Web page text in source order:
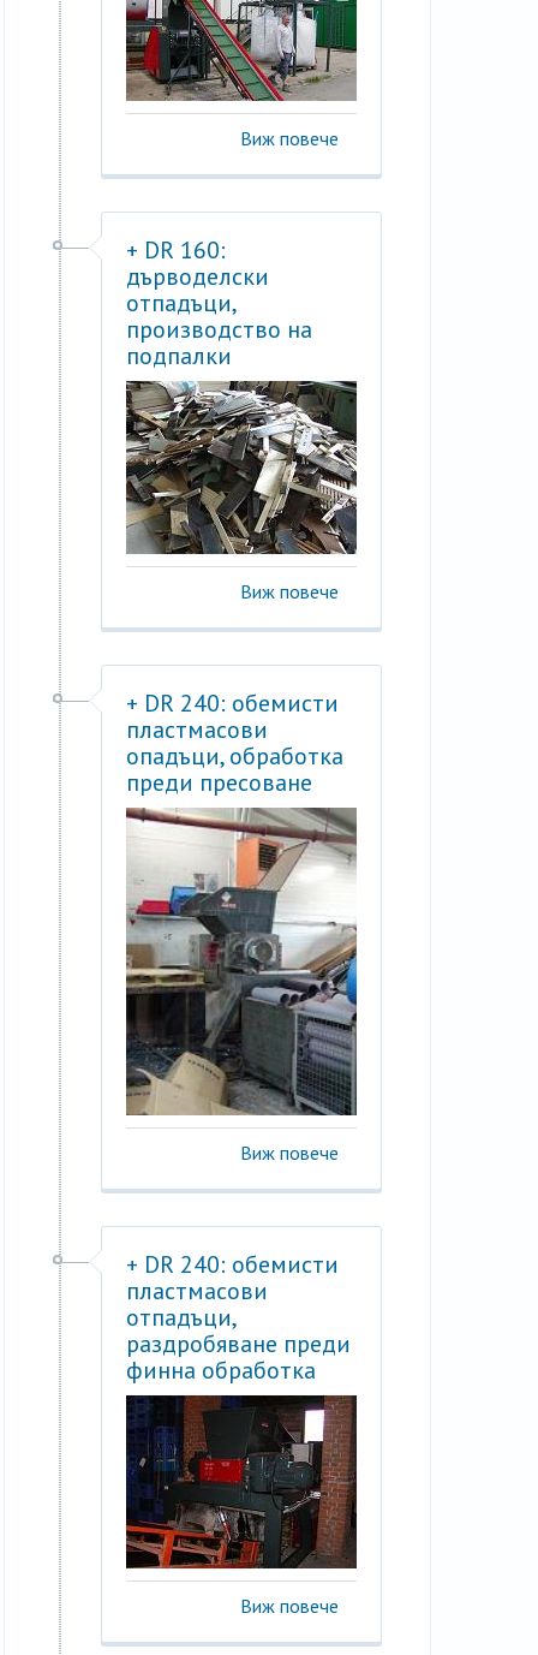
Виж повече
+ DR 160:
дърводелски
отпадъци,
производство на
подпалки
Виж повече
+ DR 240: обемисти
пластмасови
опадъци, обработка
преди пресоване
Виж повече
+ DR 240: обемисти
пластмасови
отпадъци,
раздробяване преди
финна обработка
Виж повече